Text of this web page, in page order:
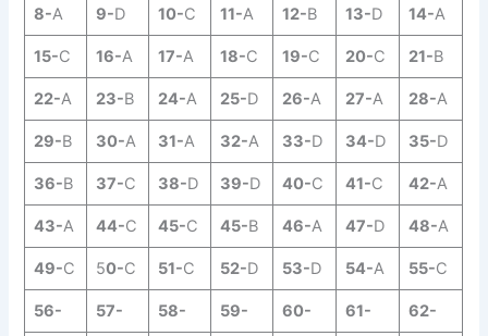
8-A 9-D 10-C 11-A 12-B 13-D 14-A
15-C 16-A 17-A 18-C 19-C 20-C 21-B
22-A 23-B 24-A 25-D 26-A 27-A 28-A
29-B 30-A 31-A 32-A 33-D 34-D 35-D
36-B 37-C 38-D 39-D 40-C 41-C 42-A
43-A 44-C 45-C 45-B 46-A 47-D 48-A
49-C 50-C 51-C 52-D 53-D 54-A 55-C
56- 57- 58- 59- 60- 61- 62-